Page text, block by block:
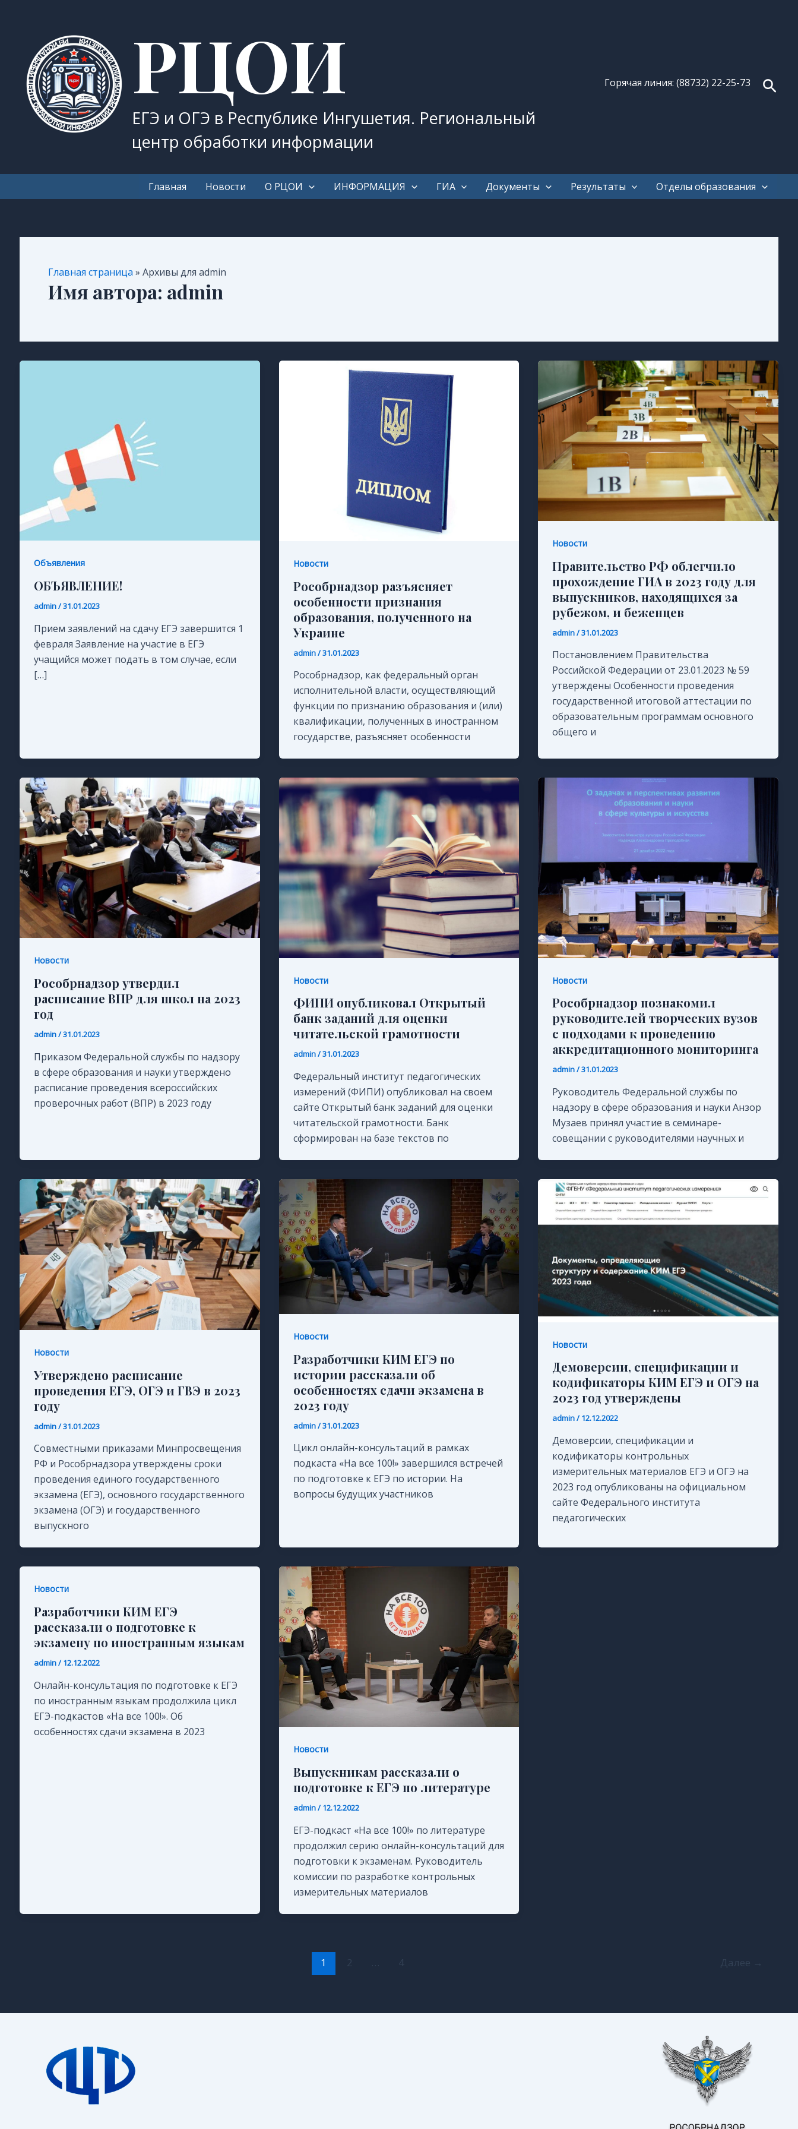
содержимому
РЦОИ
ЕГЭ и ОГЭ в Республике Ингушетия. Региональный
центр обработки информации
Горячая линия: (88732) 22-25-73
Главная Новости О РЦОИ ИНФОРМАЦИЯ ГИА Документы Результаты Отделы образования
Главная страница » Архивы для admin
Имя автора: admin
Объявления
ОБЪЯВЛЕНИЕ!
admin/31.01.2023
Прием заявлений на сдачу ЕГЭ завершится 1
февраля Заявление на участие в ЕГЭ
учащийся может подать в том случае, если
[…]
Новости
Рособрнадзор разъясняет
особенности признания
образования, полученного на
Украине
admin/31.01.2023
Рособрнадзор, как федеральный орган
исполнительной власти, осуществляющий
функции по признанию образования и (или)
квалификации, полученных в иностранном
государстве, разъясняет особенности
Новости
Правительство РФ облегчило
прохождение ГИА в 2023 году для
выпускников, находящихся за
рубежом, и беженцев
admin/31.01.2023
Постановлением Правительства
Российской Федерации от 23.01.2023 № 59
утверждены Особенности проведения
государственной итоговой аттестации по
образовательным программам основного
общего и
Новости
Рособрнадзор утвердил
расписание ВПР для школ на 2023
год
admin/31.01.2023
Приказом Федеральной службы по надзору
в сфере образования и науки утверждено
расписание проведения всероссийских
проверочных работ (ВПР) в 2023 году
Новости
ФИПИ опубликовал Открытый
банк заданий для оценки
читательской грамотности
admin/31.01.2023
Федеральный институт педагогических
измерений (ФИПИ) опубликовал на своем
сайте Открытый банк заданий для оценки
читательской грамотности. Банк
сформирован на базе текстов по
Новости
Рособрнадзор познакомил
руководителей творческих вузов
с подходами к проведению
аккредитационного мониторинга
admin/31.01.2023
Руководитель Федеральной службы по
надзору в сфере образования и науки Анзор
Музаев принял участие в семинаре-
совещании с руководителями научных и
Новости
Утверждено расписание
проведения ЕГЭ, ОГЭ и ГВЭ в 2023
году
admin/31.01.2023
Совместными приказами Минпросвещения
РФ и Рособрнадзора утверждены сроки
проведения единого государственного
экзамена (ЕГЭ), основного государственного
экзамена (ОГЭ) и государственного
выпускного
Новости
Разработчики КИМ ЕГЭ по
истории рассказали об
особенностях сдачи экзамена в
2023 году
admin/31.01.2023
Цикл онлайн-консультаций в рамках
подкаста «На все 100!» завершился встречей
по подготовке к ЕГЭ по истории. На
вопросы будущих участников
Новости
Демоверсии, спецификации и
кодификаторы КИМ ЕГЭ и ОГЭ на
2023 год утверждены
admin/ 12.12.2022
Демоверсии, спецификации и
кодификаторы контрольных
измерительных материалов ЕГЭ и ОГЭ на
2023 год опубликованы на официальном
сайте Федерального института
педагогических
Новости
Разработчики КИМ ЕГЭ
рассказали о подготовке к
экзамену по иностранным языкам
admin/ 12.12.2022
Онлайн-консультация по подготовке к ЕГЭ
по иностранным языкам продолжила цикл
ЕГЭ-подкастов «На все 100!». Об
особенностях сдачи экзамена в 2023
Новости
Выпускникам рассказали о
подготовке к ЕГЭ по литературе
admin/ 12.12.2022
ЕГЭ-подкаст «На все 100!» по литературе
продолжил серию онлайн-консультаций для
подготовки к экзаменам. Руководитель
комиссии по разработке контрольных
измерительных материалов
1 2 … 4 Далее →